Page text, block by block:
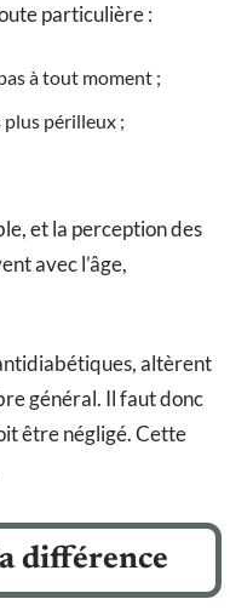
particulière :
à tout moment ;
plus périlleux ;
et la perception des
avec l’âge,
altèrent
général. Il faut donc
être négligé. Cette
différence